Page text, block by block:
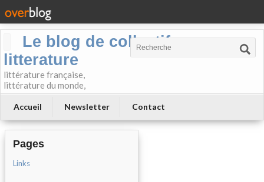
Le blog de collectif-
litterature
littérature française,
littérature du monde,
Accueil Newsletter Contact
Pages
Links